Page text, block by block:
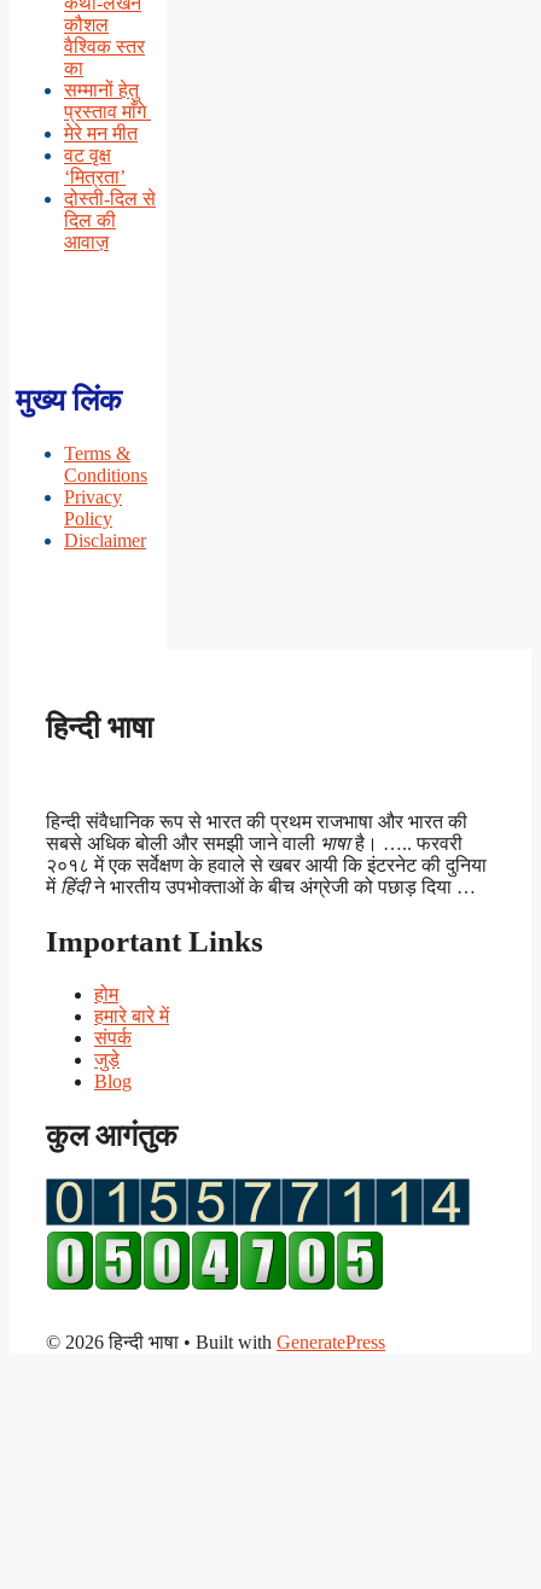
कौशल
वैश्विक स्तर
का
सम्मानों हेतु
प्रस्ताव माँगे
मेरे मन मीत
वट वृक्ष
‘मित्रता’
दोस्ती-दिल से
दिल की
आवाज़
मुख्य लिंक
Terms &
Conditions
Privacy
Policy
Disclaimer
हिन्दी भाषा
हिन्दी संवैधानिक रूप से भारत की प्रथम राजभाषा और भारत की
सबसे अधिक बोली और समझी जाने वाली भाषाहै। ….. फरवरी
२०१८ में एक सर्वेक्षण के हवाले से खबर आयी कि इंटरनेट की दुनिया
में हिंदीने भारतीय उपभोक्ताओं के बीच अंग्रेजी को पछाड़ दिया …
Important Links
होम
हमारे बारे में
संपर्क
जुड़े
Blog
कुल आगंतुक
© 2026 हिन्दी भाषा • Built with GeneratePress